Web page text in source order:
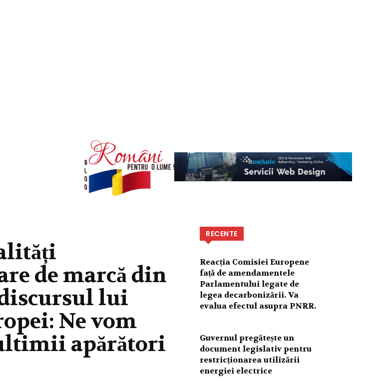
de marcă din
lui
Ne vom
apărători
RECENTE
Reacția Comisiei Europene
față de amendamentele
Parlamentului legate de
legea decarbonizării. Va
evalua efectul asupra PNRR.
Guvernul pregătește un
document legislativ pentru
restricționarea utilizării
energiei electrice